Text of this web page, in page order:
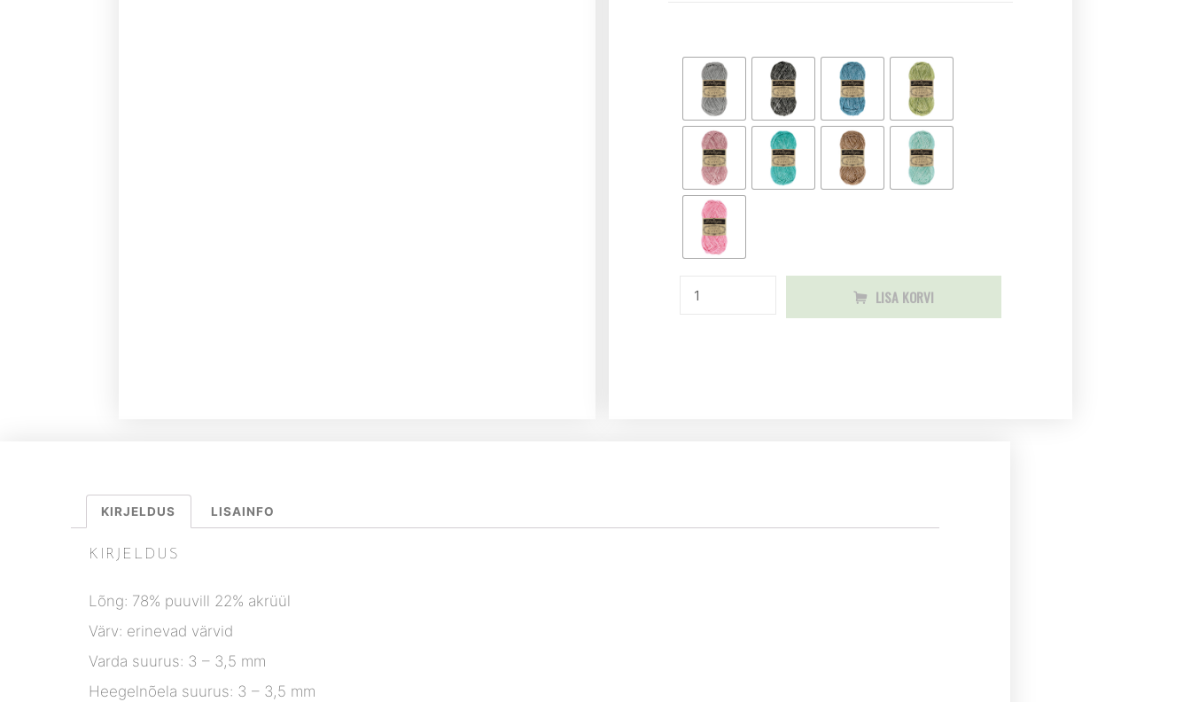
LISA KORVI
KIRJELDUS LISAINFO
KIRJELDUS
Lõng: 78% puuvill 22% akrüül
Värv: erinevad värvid
Varda suurus: 3 – 3,5 mm
Heegelnõela suurus: 3 – 3,5 mm